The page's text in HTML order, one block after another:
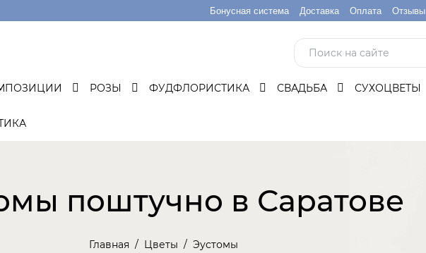
Бонусная система Доставка Оплата Отзывы
РОЗЫ ФУДФЛОРИСТИКА СВАДЬБА СУХОЦВЕТЫ
поштучно в Саратове
Главная Цветы Эустомы